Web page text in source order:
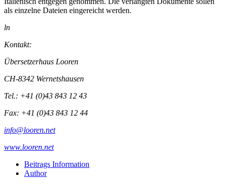
als einzelne Dateien eingereicht werden.
ln
Kontakt:
Übersetzerhaus Looren
CH-8342 Wernetshausen
Tel.: +41 (0)43 843 12 43
Fax: +41 (0)43 843 12 44
info@looren.net
www.looren.net
Beitrags Information
Author